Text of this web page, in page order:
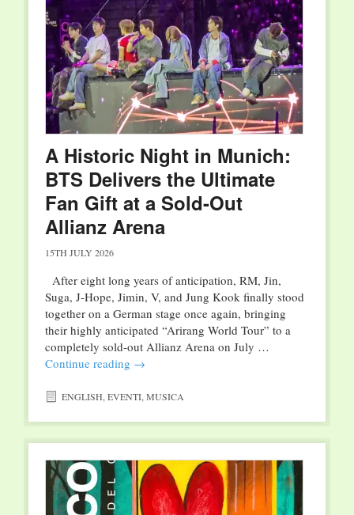
A Historic Night in Munich:
BTS Delivers the Ultimate
Fan Gift at a Sold-Out
Allianz Arena
15TH JULY 2026
After eight long years of anticipation, RM, Jin,
Suga, J-Hope, Jimin, V, and Jung Kook finally stood
together on a German stage once again, bringing
their highly anticipated “Arirang World Tour” to a
completely sold-out Allianz Arena on July …
Continue reading →
ENGLISH EVENTI, MUSICA